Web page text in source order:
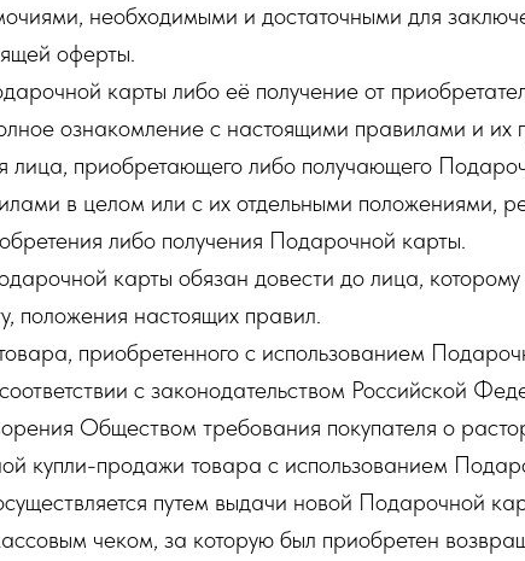
необходимыми и достаточными для
оферты.
карты либо её получение от
ознакомление с настоящими правилами и их
лица, приобретающего либо получающего
в целом или с их отдельными положениями,
либо получения Подарочной карты.
карты обязан довести до лица,
положения настоящих правил.
приобретенного с использованием
с законодательством Российской
Обществом требования покупателя о
купли-продажи товара с использованием
путем выдачи новой Подарочной
чеком, за которую был приобретен